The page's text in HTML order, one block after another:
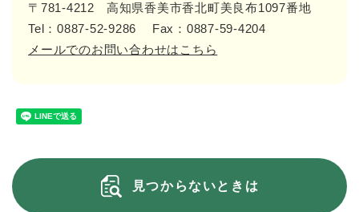
〒781-4212
高知県香美市香北町美良布1097番地
Tel：0887-52-9286
Fax：0887-59-4204
メールでのお問い合わせはこちら
見つからないときは